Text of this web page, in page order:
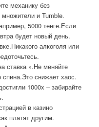
механику без
и Tumble.
5000 тенге.Если
будет новый день.
алкоголя или
ставка ».Не меняйте
спина.Это снижает хаос.
1000x – забирайте
в казино
платят другим.